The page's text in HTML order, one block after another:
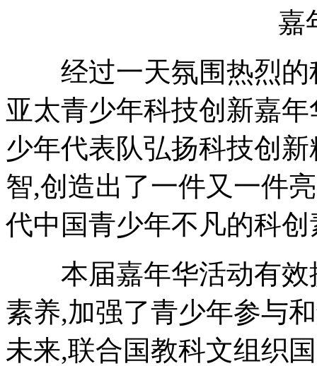
嘉年
经过一天氛围热烈的
亚太青少年科技创新嘉
少年代表队弘扬科技创
智,创造出了一件又一件
代中国青少年不凡的科
本届嘉年华活动有效
素养,加强了青少年参与
未来,联合国教科文组织